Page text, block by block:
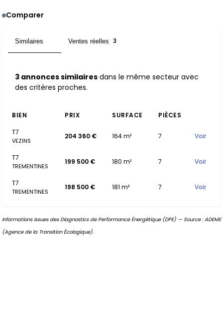
Comparer
Similaires Ventes réelles 3
3 annonces similaires dans le même secteur avec
des critères proches.
BIEN PRIX SURFACE
PIÈCES
T7
VEZINS
204 360 € 164 m² 7 Voir
T7
TREMENTINES
199 500 € 180 m² 7 Voir
T7
TREMENTINES
198 500 € 181 m² 7 Voir
Informations issues des Diagnostics de Performance Énergétique (DPE) — Source : ADEME
(Agence de la Transition Écologique).